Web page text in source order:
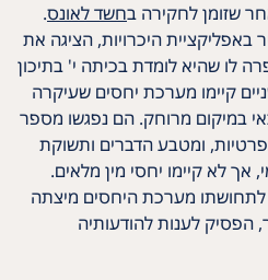
חשד לאונס.
היכרויות, הציגה את
16, ואף סיפרה לו שהיא לומדת בכיתה י' בתיכון
קיימו מערכת יחסים שעיקרה
במיקום מרוחק. הם נפגשו מספר
ומטבע הדברים ותשוקת
אך לא קיימו יחסי מין מלאים.
מערכת היחסים מיצתה
לענות להודעותיה